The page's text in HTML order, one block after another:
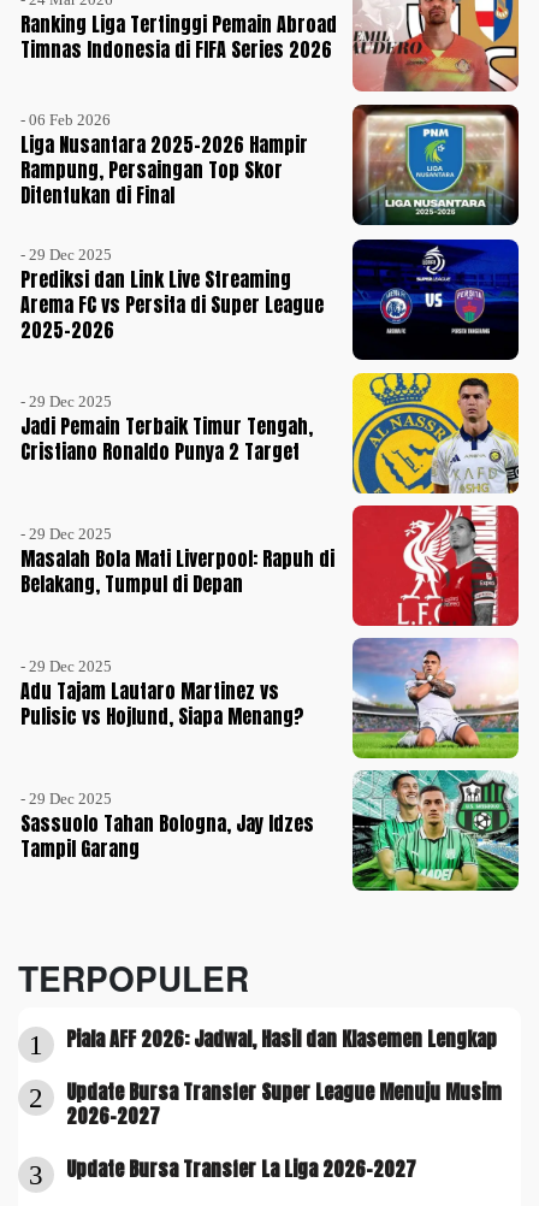
Ranking Liga Tertinggi Pemain Abroad
Timnas Indonesia di FIFA Series 2026
- 06 Feb 2026
Liga Nusantara 2025-2026 Hampir
Rampung, Persaingan Top Skor
Ditentukan di Final
- 29 Dec 2025
Prediksi dan Link Live Streaming
Arema FC vs Persita di Super League
2025-2026
- 29 Dec 2025
Jadi Pemain Terbaik Timur Tengah,
Cristiano Ronaldo Punya 2 Target
- 29 Dec 2025
Masalah Bola Mati Liverpool: Rapuh di
Belakang, Tumpul di Depan
- 29 Dec 2025
Adu Tajam Lautaro Martinez vs
Pulisic vs Hojlund, Siapa Menang?
- 29 Dec 2025
Sassuolo Tahan Bologna, Jay Idzes
Tampil Garang
TERPOPULER
1 Piala AFF 2026: Jadwal, Hasil dan Klasemen Lengkap
2
Update Bursa Transfer Super League Menuju Musim
2026-2027
3 Update Bursa Transfer La Liga 2026-2027